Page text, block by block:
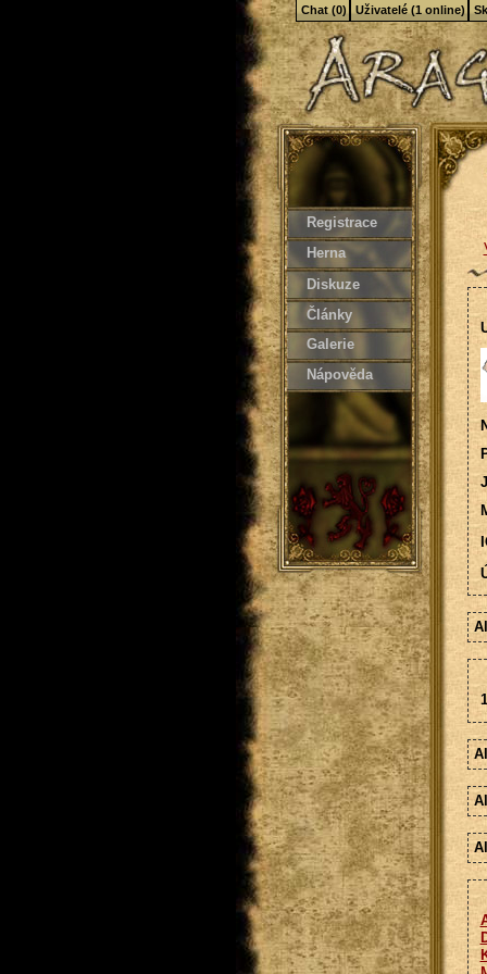
Registrace
Herna
Diskuze
Články
Galerie
Nápověda
Chat (0) Uživatelé (1 online)